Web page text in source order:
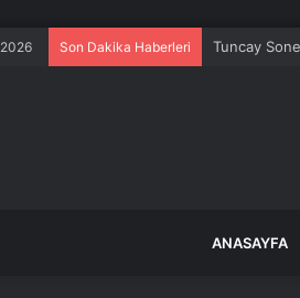
Son Dakika Haberleri Tuncay
ANASAYFA